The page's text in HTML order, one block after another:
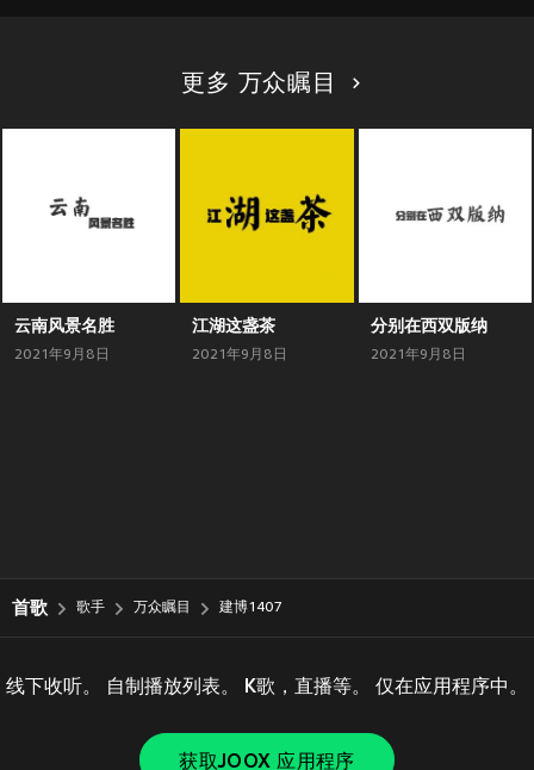
更多 万众瞩目
云南风景名胜
2021年9月8日
江湖这盏茶
2021年9月8日
分别在西双版纳
2021年9月8日
首歌 歌手 万众瞩目 建博1407
线下收听。 自制播放列表。 K歌，直播等。 仅在应用程序中。
获取JOOX 应用程序